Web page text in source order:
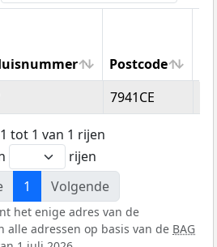
Postcode
Postcode
7941CE
tot 1 van 1 rijen
rijen
1 Volgende
het enige adres van de
alle adressen op basis van de BAG